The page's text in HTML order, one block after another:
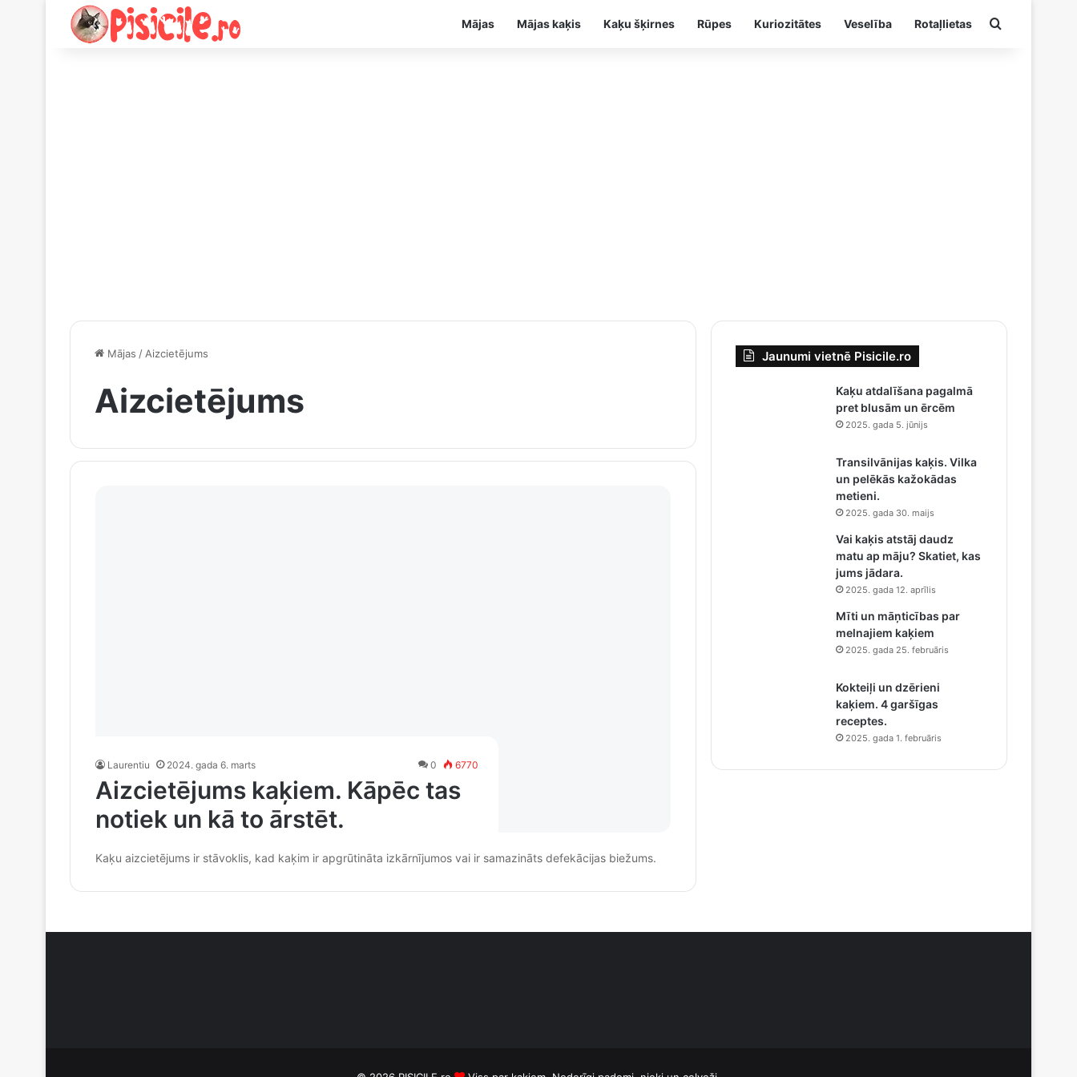
Mājas Mājas kaķis Kaķu šķirnes Rūpes Kuriozitātes Veselība Rotaļlietas Meklēt
Mājas / Aizcietējums
Aizcietējums
Laurentiu 2024. gada 6. marts 0 6770
Aizcietējums kaķiem. Kāpēc tas
notiek un kā to ārstēt.
Kaķu aizcietējums ir stāvoklis, kad kaķim ir apgrūtināta izkārnījumos vai ir samazināts defekācijas biežums.
Jaunumi vietnē Pisicile.ro
Kaķu atdalīšana pagalmā
pret blusām un ērcēm
2025. gada 5. jūnijs
Transilvānijas kaķis. Vilka
un pelēkās kažokādas
metieni.
2025. gada 30. maijs
Vai kaķis atstāj daudz
matu ap māju? Skatiet, kas
jums jādara.
2025. gada 12. aprīlis
Mīti un māņticības par
melnajiem kaķiem
2025. gada 25. februāris
Kokteiļi un dzērieni
kaķiem. 4 garšīgas
receptes.
2025. gada 1. februāris